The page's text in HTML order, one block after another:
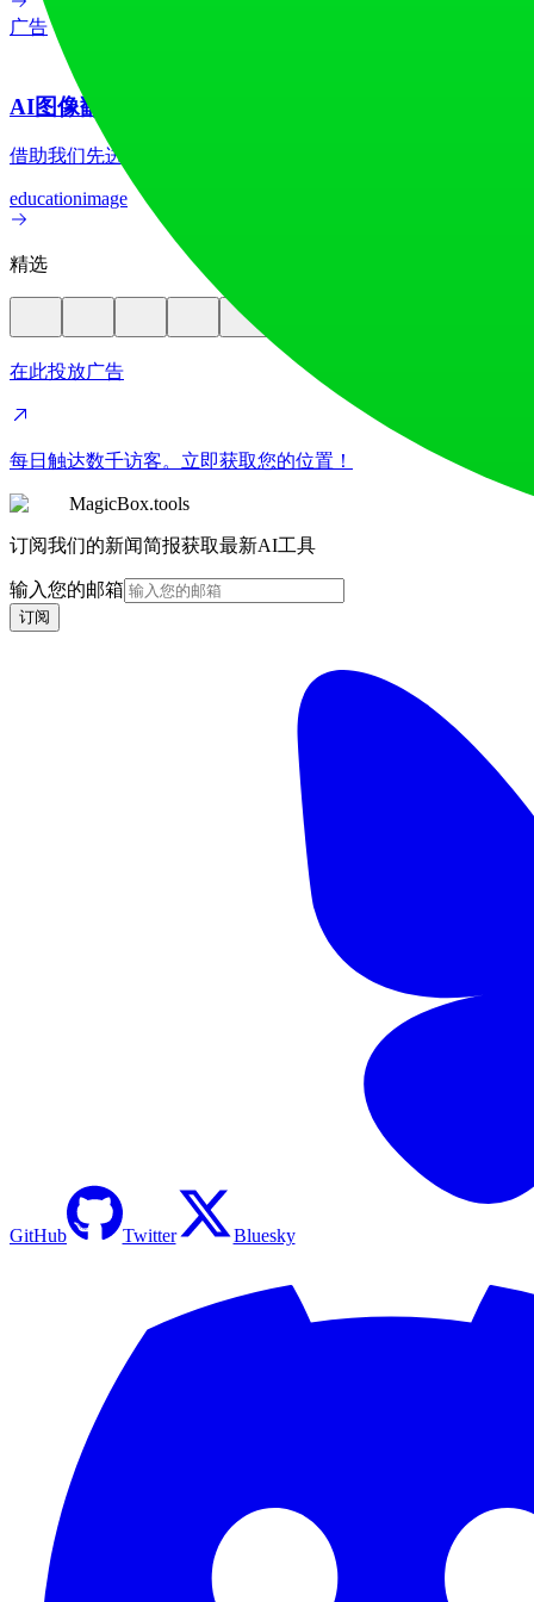
广告
AI图像翻译器
借助我们先进的AI图像翻译器，在70多种语言间实现图像文
educationimage
精选
在此投放广告
每日触达数千访客。立即获取您的位置！
MagicBox.tools
订阅我们的新闻简报获取最新AI工具
输入您的邮箱
订阅
GitHub Twitter Bluesky